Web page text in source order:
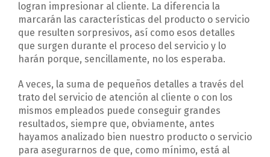
logran impresionar al cliente. La diferencia la
marcarán las características del producto o servicio
que resulten sorpresivos, así como esos detalles
que surgen durante el proceso del servicio y lo
harán porque, sencillamente, no los esperaba.
A veces, la suma de pequeños detalles a través del
trato del servicio de atención al cliente o con los
mismos empleados puede conseguir grandes
resultados, siempre que, obviamente, antes
hayamos analizado bien nuestro producto o servicio
para asegurarnos de que, como mínimo, está al